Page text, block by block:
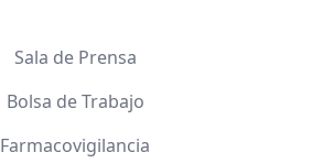
Sala de Prensa
Bolsa de Trabajo
Farmacovigilancia